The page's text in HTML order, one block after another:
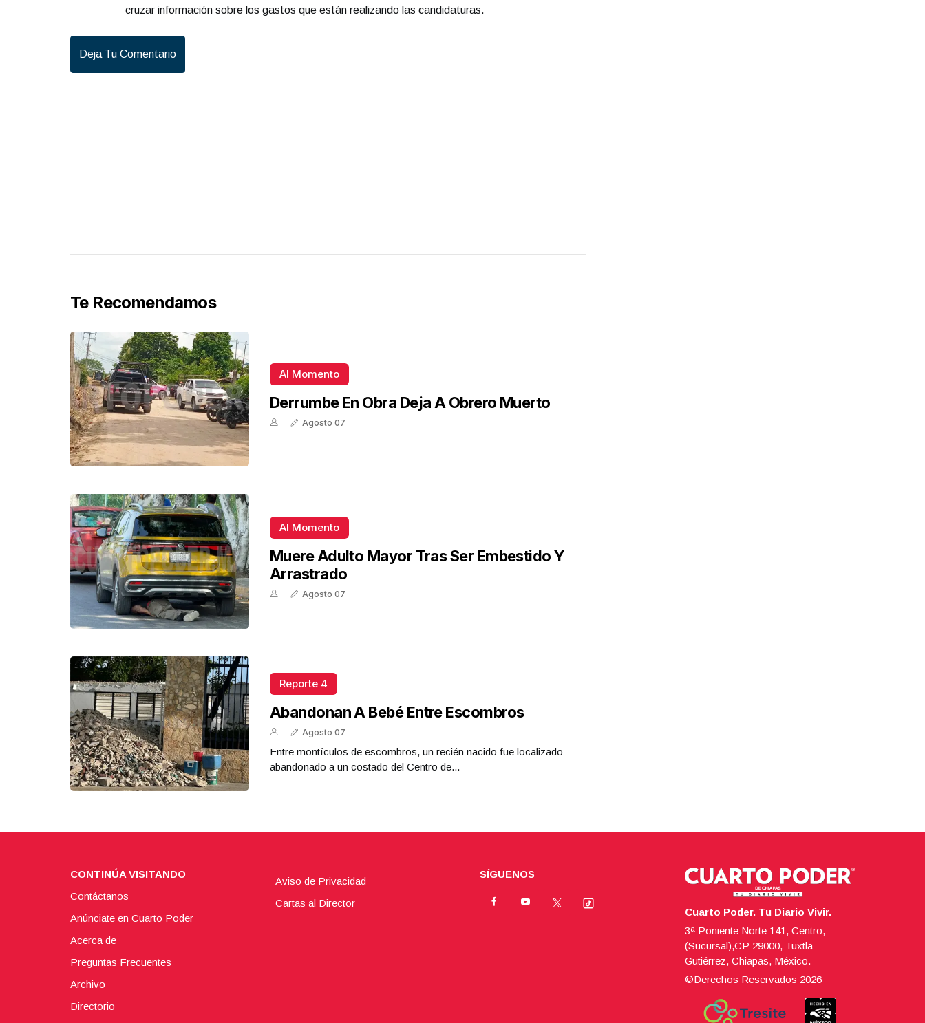
cruzar información sobre los gastos que están realizando las candidaturas.
Deja Tu Comentario
Te Recomendamos
Al Momento
Derrumbe En Obra Deja A Obrero Muerto
Agosto 07
Al Momento
Muere Adulto Mayor Tras Ser Embestido Y
Arrastrado
Agosto 07
Reporte 4
Abandonan A Bebé Entre Escombros
Agosto 07
Entre montículos de escombros, un recién nacido fue localizado
abandonado a un costado del Centro de...
CONTINÚA VISITANDO
Contáctanos
Anúnciate en Cuarto Poder
Acerca de
Preguntas Frecuentes
Archivo
Directorio
Aviso de Privacidad
Cartas al Director
SÍGUENOS
Cuarto Poder. Tu Diario Vivir.
3ª Poniente Norte 141, Centro,
(Sucursal),CP 29000, Tuxtla
Gutiérrez, Chiapas, México.
©Derechos Reservados 2026